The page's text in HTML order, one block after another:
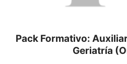
Pack Formativo:
Geriatría